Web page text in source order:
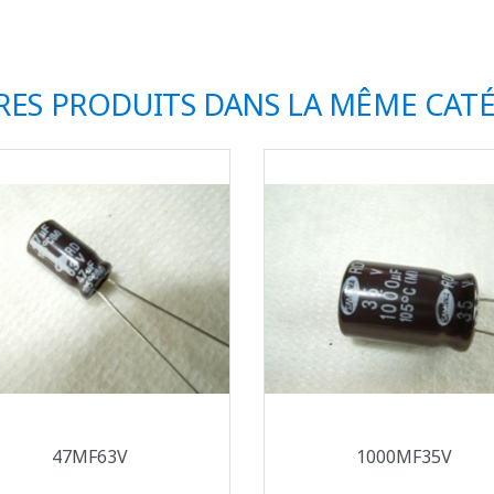
PRODUITS DANS LA MÊME
Aperçu rapide
47ΜF63V Aperçu rapide
1000ΜF35V